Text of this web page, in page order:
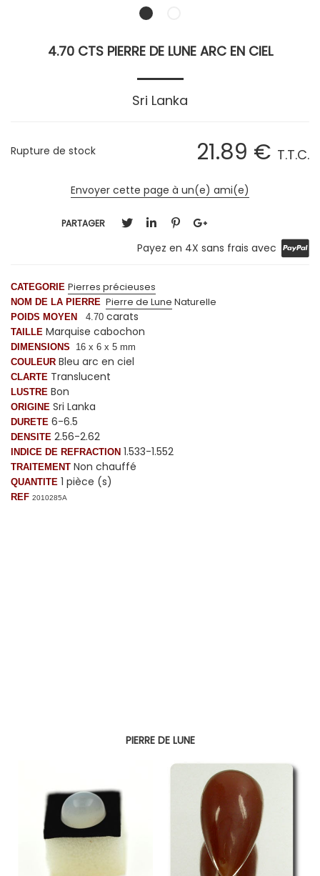
4.70 CTS PIERRE DE LUNE ARC EN CIEL
Sri Lanka
21.89 € T.T.C.
Rupture de stock
Envoyer cette page à un(e) ami(e)
PARTAGER
Payez en 4X sans frais avec
CATEGORIE Pierres précieuses
NOM DE LA PIERRE Pierre de Lune Naturelle
POIDS MOYEN 4.70 carats
TAILLE Marquise cabochon
DIMENSIONS
16 x 6 x 5 mm
COULEUR Bleu arc en ciel
CLARTE Translucent
LUSTRE Bon
ORIGINE Sri Lanka
DURETE 6-6.5
DENSITE 2.56-2.62
INDICE DE REFRACTION 1.533-1.552
TRAITEMENT Non chauffé
QUANTITE 1 pièce (s)
REF 2010285A
PIERRE DE LUNE